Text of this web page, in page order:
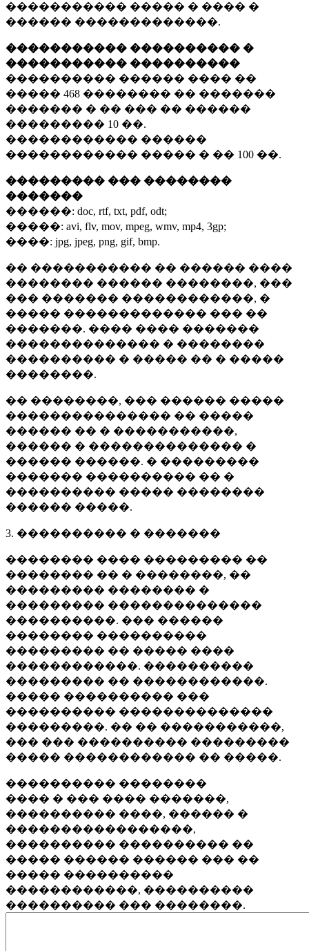
����������� ����� � ���� �
������ �������������.
����������� ���������� �
����������� ����������
���������� ������ ���� ��
����� 468 �������� �� �������
������� � �� ��� �� ������
��������� 10 ��.
������������ ������
������������ ����� � �� 100 ��.
��������� ��� ��������
�������
������: doc, rtf, txt, pdf, odt;
�����: avi, flv, mov, mpeg, wmv, mp4, 3gp;
����: jpg, jpeg, png, gif, bmp.
�� ����������� �� ������ ����
�������� ������ ��������, ���
��� ������� ������������, �
����� ������������� ��� ��
�������. ���� ���� �������
�������������� � ��������
���������� � ����� �� � �����
��������.
�� ��������, ��� ������ �����
��������������� �� �����
������ �� � �����������,
������ � �������������� �
������ ������. � ���������
������� ���������� �� �
���������� ����� ��������
������ �����.
3. ���������� � �������
�������� ���� ��������� ��
�������� �� � ��������, ��
��������� �������� �
��������� ��������������
����������. ��� ������
�������� ����������
��������� �� ����� ����
������������. ����������
��������� �� ������������.
����� ���������� ���
���������� ��������������
���������. �� �� �����������,
��� ��� ���������� ���������
����� ������������ �� �����.
���������� ��������
���� � ��� ���� �������,
���������� ����, ������ �
�����������������,
���������� ���������� ��
����� ������ ������ ��� ��
����� ����������
������������, ����������
���������� ��� ��������.